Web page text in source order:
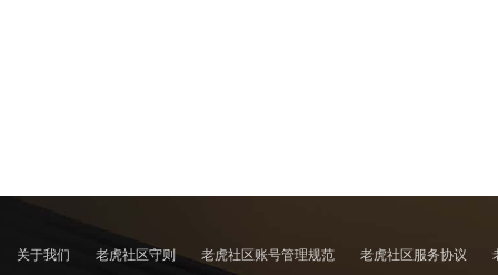
关于我们 老虎社区守则 老虎社区账号管理规范 老虎社区服务协议